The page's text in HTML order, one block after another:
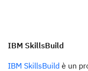
IBM SkillsBuild
IBM SkillsBuild è un